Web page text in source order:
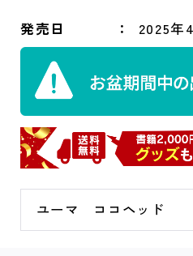
発売日 2025年
ユーマ ココヘッド